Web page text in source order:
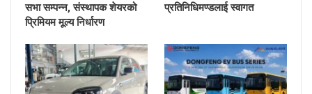
सभा सम्पन्न, संस्थापक शेयरको
प्रिमियम मूल्य निर्धारण
प्रतिनिधिमण्डलाई स्वागत